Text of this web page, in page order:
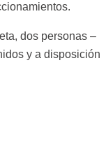
dos personas –
y a disposición